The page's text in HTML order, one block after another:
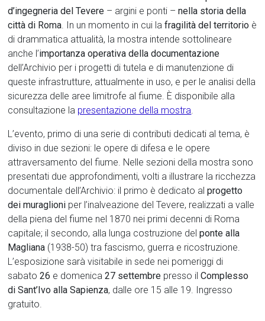
d’ingegneria del Tevere – argini e ponti –nella storia della
città di Roma. In un momento in cui lafragilità del territorio è
di drammatica attualità, la mostra intende sottolineare
anche l’importanza operativa della documentazione
dell’Archivio per i progetti di tutela e di manutenzione di
queste infrastrutture, attualmente in uso, e per le analisi della
sicurezza delle aree limitrofe al fiume. È disponibile alla
consultazione la presentazione della mostra.
L’evento, primo di una serie di contributi dedicati al tema, è
diviso in due sezioni: le opere di difesa e le opere
attraversamento del fiume. Nelle sezioni della mostra sono
presentati due approfondimenti, volti a illustrare la ricchezza
documentale dell’Archivio: il primo è dedicato alprogetto
dei muraglioni per l’inalveazione del Tevere, realizzati a valle
della piena del fiume nel 1870 nei primi decenni di Roma
capitale; il secondo, alla lunga costruzione delponte alla
Magliana (1938-50) tra fascismo, guerra e ricostruzione.
L’esposizione sarà visitabile in sede nei pomeriggi di
sabato26 e domenica 27 settembre presso ilComplesso
di Sant’Ivo alla Sapienza, dalle ore 15 alle 19. Ingresso
gratuito.